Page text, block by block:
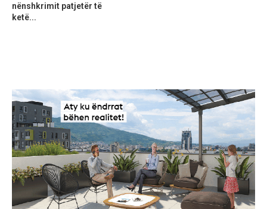
nënshkrimit patjetër të
ketë...